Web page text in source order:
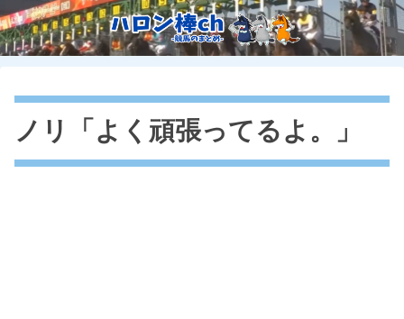
ノリ「よく頑張ってるよ。」